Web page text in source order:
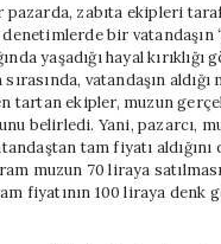
pazarda, zabıta ekipleri
bir vatandaşın
yaşadığı hayal kırıklığı
vatandaşın aldığı
tartan ekipler, muzun
belirledi. Yani, pazarcı,
tam fiyatı
muzun 70 liraya
fiyatının 100 liraya denk